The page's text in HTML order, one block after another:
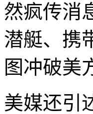
然疯传消
潜艇、携
图冲破美
美媒还引